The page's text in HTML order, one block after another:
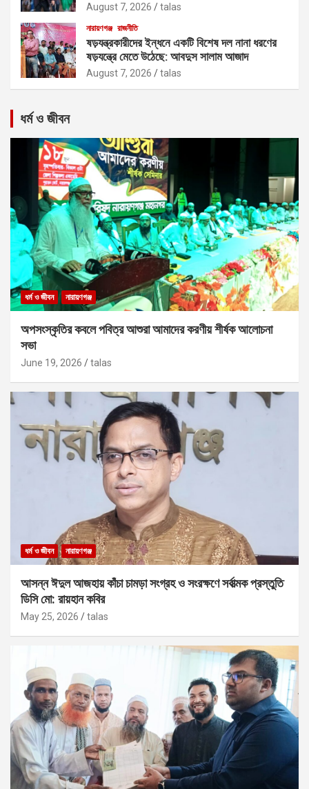
August 7, 2026 talas
নারায়ণগঞ্জ রাজনীতি
ষড়যন্ত্রকারীদের ইন্ধনে একটি বিশেষ দল নানা ধরণের
ষড়যন্ত্রে মেতে উঠেছে: আবদুস সালাম আজাদ
August 7, 2026 talas
ধর্ম ও জীবন
ধর্ম ও জীবন নারায়ণগঞ্জ
অপসংস্কৃতির কবলে পবিত্র আশুরা আমাদের করণীয় শীর্ষক আলোচনা
সভা
June 19, 2026 talas
ধর্ম ও জীবন নারায়ণগঞ্জ
আসন্ন ঈদুল আজহায় কাঁচা চামড়া সংগ্রহ ও সংরক্ষণে সর্বাত্মক প্রস্তুতি
ডিসি মো: রায়হান কবির
May 25, 2026 talas